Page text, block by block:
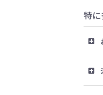
特